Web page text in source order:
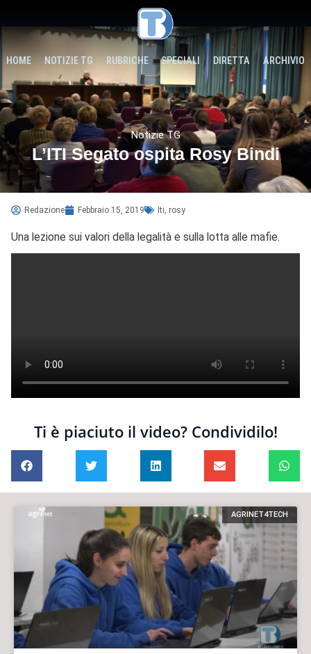
HOME NOTIZIE TG RUBRICHE SPECIALI DIRETTA ARCHIVIO
Notizie TG
L’ITI Segato ospita Rosy Bindi
Redazione Febbraio 15, 2019 Iti rosy
Una lezione sui valori della legalità e sulla lotta alle mafie.
Ti è piaciuto il video? Condividilo!
AGRINET4TECH